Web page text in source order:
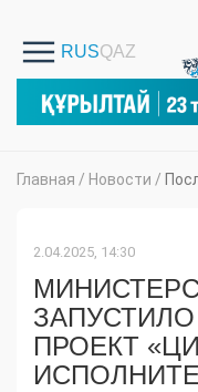
Главная / Новости /
2.04.2025, 14:30
ПРОЕКТ